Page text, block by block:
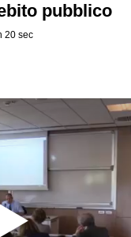
pubblico
20 sec